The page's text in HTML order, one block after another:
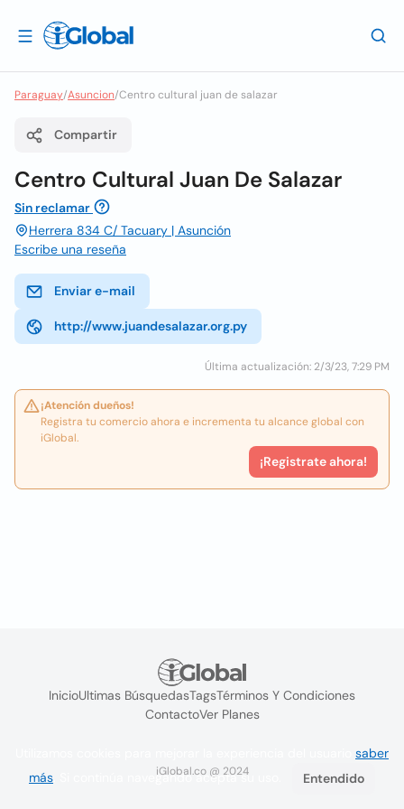
Paraguay/Asuncion/Centro cultural juan de salazar
Compartir
Centro Cultural Juan De Salazar
Sin reclamar
Herrera 834 C/ Tacuary | Asunción
Escribe una reseña
Enviar e-mail
http://www.juandesalazar.org.py
Última actualización: 2/3/23, 7:29 PM
¡Atención dueños!
Registra tu comercio ahora e incrementa tu alcance global con
iGlobal.
¡Registrate ahora!
InicioUltimas BúsquedasTagsTérminos Y Condiciones
ContactoVer Planes
iGlobal.co @ 2024
saber
más . Si continúa navegando acepta su uso. Entendido